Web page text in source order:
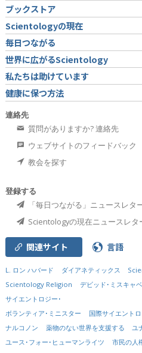
ブックストア
Scientologyの現在
毎日つながる
世界に広がるScientology
私たちは助けています
健康に保つ方法
連絡先
質問がありますか? 連絡先
ウェブサイトのフィードバック
教会を探す
登録する
「毎日つながる」ニュースレタ
Scientologyの現在ニュースレタ
関連サイト 言語
L. ロン ハバード ダイアネティックス
Scientology Religion
デビッド･ミスキャ
サイエントロジー･
ボランティア･ミニスター
国際サイエント
ナルコノン
薬物のない世界を支援する
ユ
ユース･フォー･ヒューマンライツ
市民の人